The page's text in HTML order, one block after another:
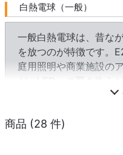
白熱電球（一般）
一般白熱電球は、昔な
を放つのが特徴です。
庭用照明や商業施設の
が、LEDへの置き換え
商品 (28 件)